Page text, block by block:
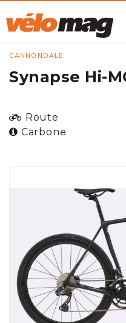
CANNONDALE
Synapse Hi-
Route
Carbone